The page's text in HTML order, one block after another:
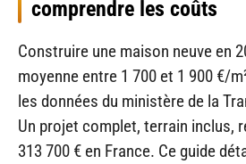
comprendre les coûts
Construire une maison neuve en
moyenne entre 1 700 et 1 900 €/
les données du ministère de la
Un projet complet, terrain inclus,
313 700 € en France. Ce guide